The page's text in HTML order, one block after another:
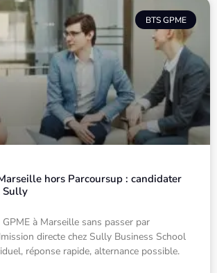
BTS GPME
hors Parcoursup : candidater
Sully
à Marseille sans passer par
directe chez Sully Business School
réponse rapide, alternance possible.